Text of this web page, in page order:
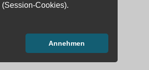
Cookies).
Annehmen